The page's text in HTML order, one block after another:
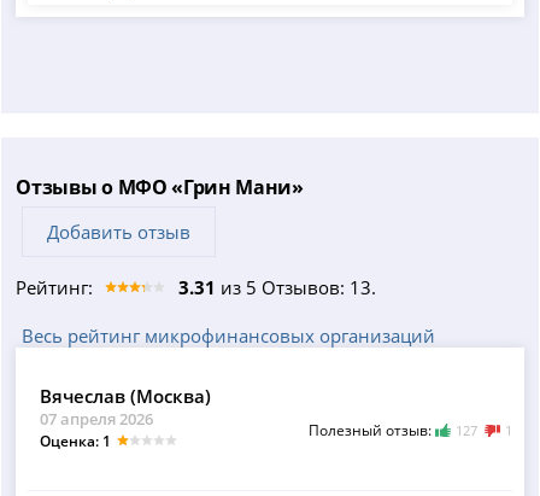
Отзывы о МФО «Грин Мани»
Добавить отзыв
Рейтинг: 3.31 из 5 Отзывов: 13.
Весь рейтинг микрофинансовых организаций
Вячеслав (Москва)
07 апреля 2026
Оценка: 1 Полезный отзыв: 127 1